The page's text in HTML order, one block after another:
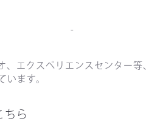
エクスペリエンスセンター等、
います。
ちら